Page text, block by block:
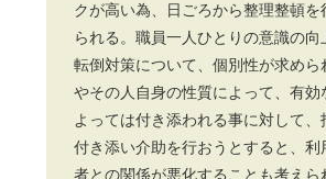
クが高い為、日ごろから整理整頓
られる。職員一人ひとりの意識の
転倒対策について、個別性が求め
やその人自身の性質によって、有
よっては付き添われる事に対して
付き添い介助を行おうとすると、
者との関係が悪化することも考え